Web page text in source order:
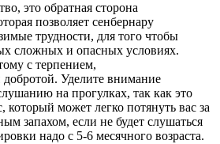
это обратная сторона
позволяет сенбернару
трудности, для того чтобы
сложных и опасных условиях.
с терпением,
добротой. Уделите внимание
на прогулках, так как это
может легко потянуть вас за
запахом, если не будет слушаться
надо с 5-6 месячного возраста.